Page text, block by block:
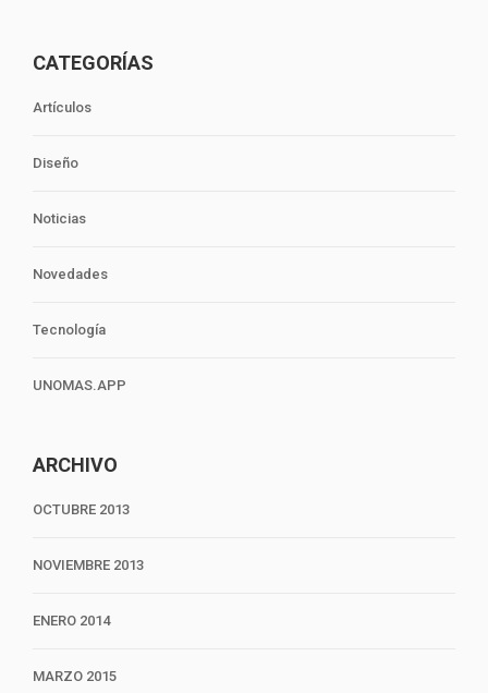
CATEGORÍAS
Artículos
Diseño
Noticias
Novedades
Tecnología
UNOMAS.APP
ARCHIVO
OCTUBRE 2013
NOVIEMBRE 2013
ENERO 2014
MARZO 2015